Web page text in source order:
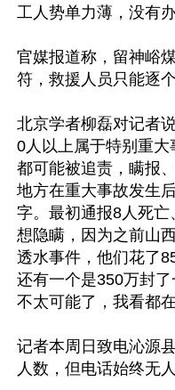
工人势单力薄，没有
官媒报道称，留神峪
符，救援人员只能逐
北京学者柳磊对记者
0人以上属于特别重
都可能被追责，瞒报
地方在重大事故发生
字。最初通报8人死
想隐瞒，因为之前山
透水事件，他们花了
还有一个是350万封
不太可能了，我看都
记者本周日致电沁源
人数，但电话始终无人